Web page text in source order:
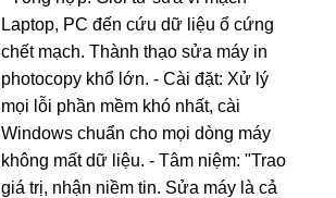
Laptop, PC đến cứu dữ liệu ổ cứng
chết mạch. Thành thạo sửa máy in
photocopy khổ lớn. - Cài đặt: Xử lý
mọi lỗi phần mềm khó nhất, cài
Windows chuẩn cho mọi dòng máy
không mất dữ liệu. - Tâm niệm: "Trao
giá trị, nhận niềm tin. Sửa máy là cả